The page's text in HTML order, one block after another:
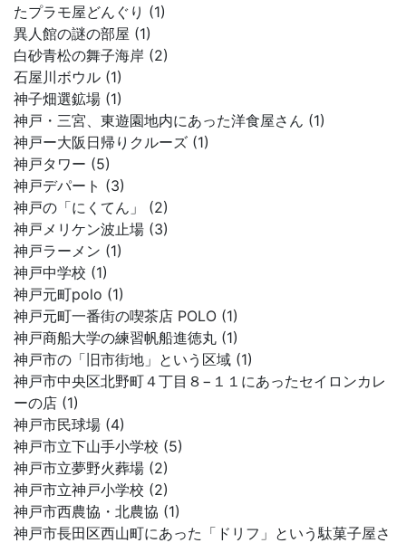
たプラモ屋どんぐり (1)
異人館の謎の部屋 (1)
白砂青松の舞子海岸 (2)
石屋川ボウル (1)
神子畑選鉱場 (1)
神戸・三宮、東遊園地内にあった洋食屋さん (1)
神戸ー大阪日帰りクルーズ (1)
神戸タワー (5)
神戸デパート (3)
神戸の「にくてん」 (2)
神戸メリケン波止場 (3)
神戸ラーメン (1)
神戸中学校 (1)
神戸元町polo (1)
神戸元町一番街の喫茶店 POLO (1)
神戸商船大学の練習帆船進徳丸 (1)
神戸市の「旧市街地」という区域 (1)
神戸市中央区北野町４丁目８−１１にあったセイロンカレ
ーの店 (1)
神戸市民球場 (4)
神戸市立下山手小学校 (5)
神戸市立夢野火葬場 (2)
神戸市立神戸小学校 (2)
神戸市西農協・北農協 (1)
神戸市長田区西山町にあった「ドリフ」という駄菓子屋さ